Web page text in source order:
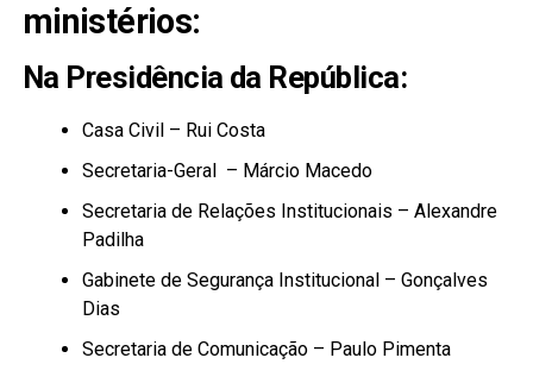
ministérios:
Na Presidência da República:
Casa Civil – Rui Costa
Secretaria-Geral – Márcio Macedo
Secretaria de Relações Institucionais – Alexandre
Padilha
Gabinete de Segurança Institucional – Gonçalves
Dias
Secretaria de Comunicação – Paulo Pimenta